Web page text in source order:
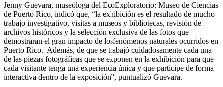
Jenny Guevara, museóloga del EcoExploratorio: Museo de Ciencias
de Puerto Rico, indicó que, “la exhibición es el resultado de mucho
trabajo investigativo, visitas a museos y bibliotecas, revisión de
archivos históricos y la selección exclusiva de las fotos que
demostraran el gran impacto de losfenómenos naturales ocurridos en
Puerto Rico. Además, de que se trabajó cuidadosamente cada una
de las piezas fotográficas que se exponen en la exhibición para que
cada visitante tenga una experiencia única y que participe de forma
interactiva dentro de la exposición”, puntualizó Guevara.